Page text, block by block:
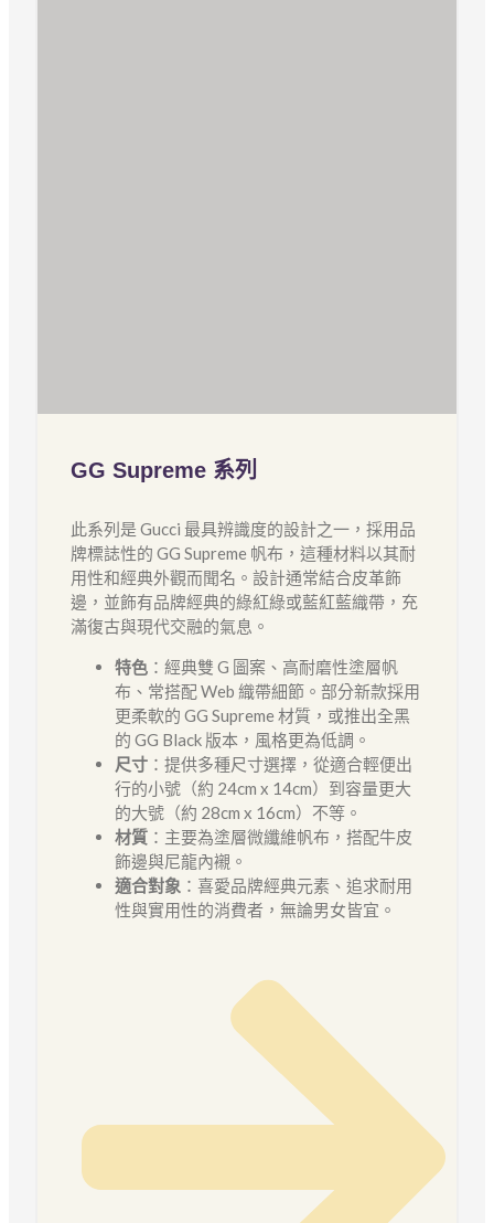
GG Supreme 系列
此系列是 Gucci 最具辨識度的設計之一，採用品
牌標誌性的 GG Supreme 帆布，這種材料以其耐
用性和經典外觀而聞名。設計通常結合皮革飾
邊，並飾有品牌經典的綠紅綠或藍紅藍織帶，充
滿復古與現代交融的氣息。
特色 ：經典雙 G 圖案、高耐磨性塗層帆
布、常搭配 Web 織帶細節。部分新款採用
更柔軟的 GG Supreme 材質，或推出全黑
的 GG Black 版本，風格更為低調。
尺寸 ：提供多種尺寸選擇，從適合輕便出
行的小號（約 24cm x 14cm）到容量更大
的大號（約 28cm x 16cm）不等。
材質 ：主要為塗層微纖維帆布，搭配牛皮
飾邊與尼龍內襯。
適合對象 ：喜愛品牌經典元素、追求耐用
性與實用性的消費者，無論男女皆宜。